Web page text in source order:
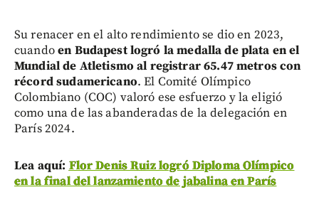
Su renacer en el alto rendimiento se dio en 2023,
cuandoen Budapest logró la medalla de plata en el
Mundial de Atletismo al registrar 65.47 metros con
récord sudamericano. El Comité Olímpico
Colombiano (COC) valoró ese esfuerzo y la eligió
como una de las abanderadas de la delegación en
París 2024.
Lea aquí: Flor Denis Ruiz logró Diploma Olímpico
en la final del lanzamiento de jabalina en París